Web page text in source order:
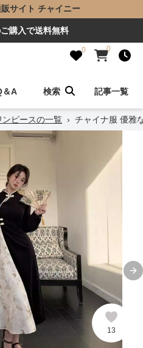
サイト チャイニー
購入で送料無料
0 0
＆A 検索 記事一覧
ンピースの一覧 › チャイナ服 優雅
13